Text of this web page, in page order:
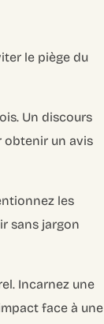
le piège du
Un discours
obtenir un avis
les
sans jargon
Incarnez une
face à une